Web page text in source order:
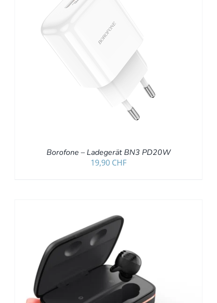
Borofone – Ladegerät BN3 PD20W
19,90 CHF